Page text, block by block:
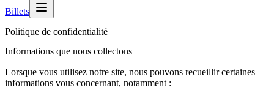
Billets
Politique de confidentialité
Informations que nous collectons
Lorsque vous utilisez notre site, nous pouvons recueillir certaines
informations vous concernant, notamment :